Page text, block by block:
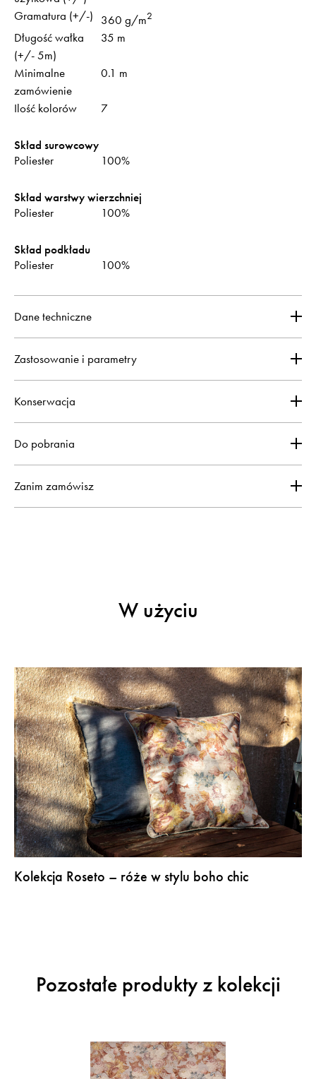
Gramatura (+/-)
360 g/m2
Długość wałka
(+/- 5m)
35 m
Minimalne
zamówienie
0.1 m
Ilość kolorów 7
Skład surowcowy
Poliester 100%
Skład warstwy wierzchniej
Poliester 100%
Skład podkładu
Poliester 100%
Dane techniczne
Zastosowanie i parametry
Konserwacja
Do pobrania
Zanim zamówisz
W użyciu
Kolekcja Roseto – róże w stylu boho chic
Pozostałe produkty z kolekcji